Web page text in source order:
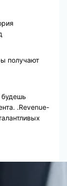
получают
.Revenue-